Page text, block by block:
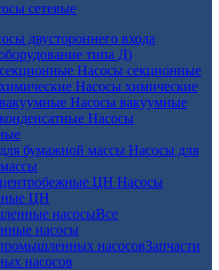
сетевые
двустороннего входа
типа Д)
Насосы секционные
Насосы химические
Насосы вакуумные
Насосы
Насосы для
Насосы
ЦН
Все
насосы
Запчасти
насосов